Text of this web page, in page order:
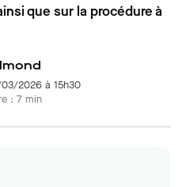
que sur la procédure à
2026 à 15h30
: 7 min